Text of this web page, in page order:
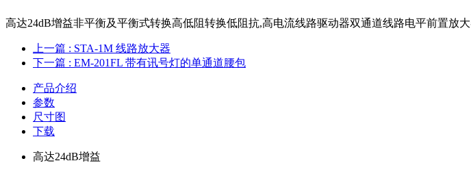
高达24dB增益非平衡及平衡式转换高低阻转换低阻抗,高电流线路驱动器双通道线路电平前置放
上一篇 : STA-1M 线路放大器
下一篇 : EM-201FL 带有讯号灯的单通道腰包
产品介绍
参数
尺寸图
下载
高达24dB增益